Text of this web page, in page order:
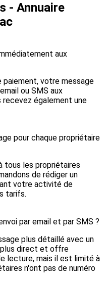
- Annuaire
aux
paiement, votre message
ou SMS aux
également une
pour chaque propriétaire
tous les propriétaires
de rédiger un
votre activité de
tarifs.
par email et par SMS ?
plus détaillé avec un
plus direct et offre
lecture, mais il est limité à
n'ont pas de numéro